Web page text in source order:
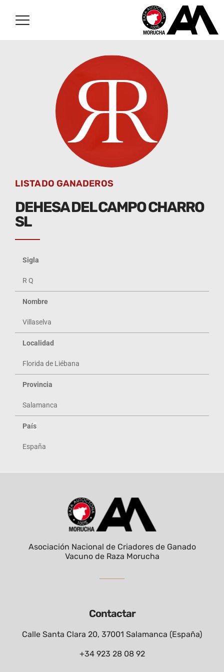
LISTADO GANADEROS
DEHESA DEL CAMPO CHARRO
SL
Sigla
R Q
Nombre
Villaselva
Localidad
Florida de Liébana
Provincia
Salamanca
País
España
Contactar
Calle Santa Clara 20, 37001 Salamanca (España)
+34 923 28 08 92
Asociación Nacional de Criadores de Ganado
Vacuno de Raza Morucha